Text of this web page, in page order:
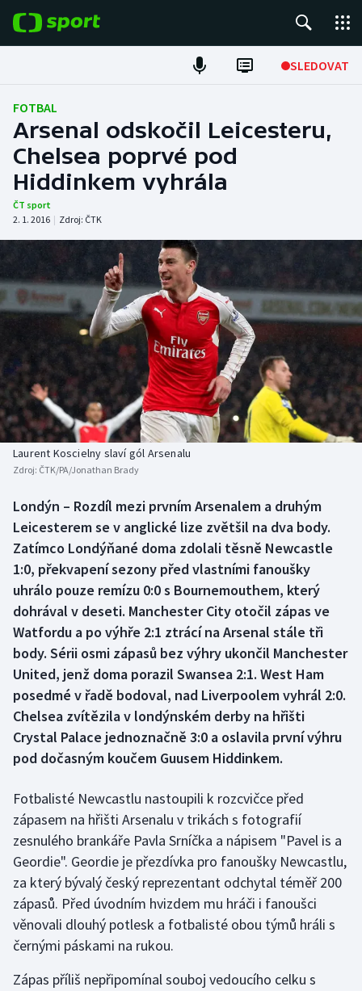
SLEDOVAT
Fotbal
Hokej
Tenis
Atletika
DALŠÍ SPORTY
Americký fotbal
Baseball a softbal
Basketbal
Biatlon
Box
Curling
Dostihy
Florbal
Futsal
Golf
Gymnastika
Házená
Jezdectví
Judo
Krasobruslení
Lezení
NEPŘEHLÉDNĚTE
Soutěže
Historické návraty
Aplikace ČT sport
FOTBAL
Arsenal odskočil Leicesteru,
Chelsea poprvé pod
Hiddinkem vyhrála
ČT sport
2. 1. 2016 | Zdroj: ČTK
Laurent Koscielny slaví gól Arsenalu
Zdroj: ČTK/PA/Jonathan Brady
Londýn – Rozdíl mezi prvním Arsenalem a druhým
Leicesterem se v anglické lize zvětšil na dva body.
Zatímco Londýňané doma zdolali těsně Newcastle
1:0, překvapení sezony před vlastními fanoušky
uhrálo pouze remízu 0:0 s Bournemouthem, který
dohrával v deseti. Manchester City otočil zápas ve
Watfordu a po výhře 2:1 ztrácí na Arsenal stále tři
body. Sérii osmi zápasů bez výhry ukončil Manchester
United, jenž doma porazil Swansea 2:1. West Ham
posedmé v řadě bodoval, nad Liverpoolem vyhrál 2:0.
Chelsea zvítězila v londýnském derby na hřišti
Crystal Palace jednoznačně 3:0 a oslavila první výhru
pod dočasným koučem Guusem Hiddinkem.
Fotbalisté Newcastlu nastoupili k rozcvičce před
zápasem na hřišti Arsenalu v trikách s fotografií
zesnulého brankáře Pavla Srníčka a nápisem "Pavel is a
Geordie". Geordie je přezdívka pro fanoušky Newcastlu,
za který bývalý český reprezentant odchytal téměř 200
zápasů. Před úvodním hvizdem mu hráči i fanoušci
věnovali dlouhý potlesk a fotbalisté obou týmů hráli s
černými páskami na rukou.
Zápas příliš nepřipomínal souboj vedoucího celku s